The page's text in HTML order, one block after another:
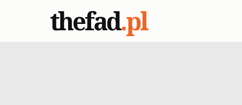
thefad.pl